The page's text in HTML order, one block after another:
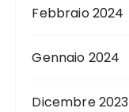
Febbraio 2024
Gennaio 2024
Dicembre 2023